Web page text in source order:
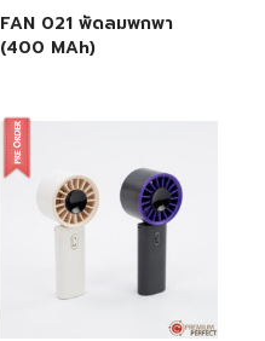
FAN 021 พัดลมพกพา
(400 MAh)